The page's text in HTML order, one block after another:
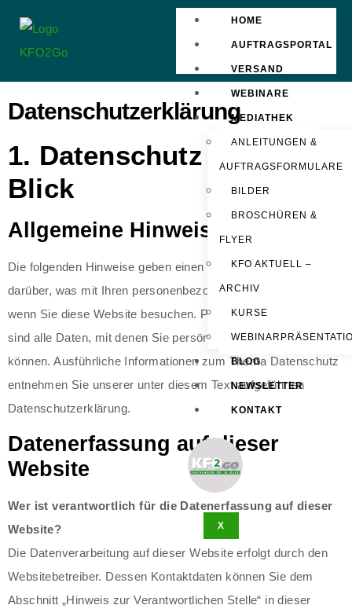
HOME
AUFTRAGSPORTAL
VERSAND
WEBINARE
MEDIATHEK
ANLEITUNGEN &
AUFTRAGSFORMULARE
BILDER
BROSCHÜREN &
FLYER
KFO AKTUELL –
ARCHIV
KURSE
BLOG
NEWSLETTER
KONTAKT
X
Datenschutzerklärung
1. Datenschutz auf einen
Blick
Allgemeine Hinweise
Die folgenden Hinweise geben einen einfachen Überblick
darüber, was mit Ihren personenbezogenen Daten passiert,
wenn Sie diese Website besuchen. Personenbezogene Daten
sind alle Daten, mit denen Sie persönlich identifiziert werden
können. Ausführliche Informationen zum Thema Datenschutz
entnehmen Sie unserer unter diesem Text aufgeführten
Datenschutzerklärung.
Datenerfassung auf dieser
Website
Wer ist verantwortlich für die Datenerfassung auf dieser
Website?
Die Datenverarbeitung auf dieser Website erfolgt durch den
Websitebetreiber. Dessen Kontaktdaten können Sie dem
Abschnitt „Hinweis zur Verantwortlichen Stelle“ in dieser